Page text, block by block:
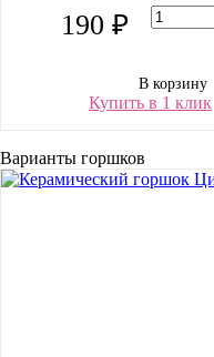
190 ₽
В корзину
Купить в 1 клик
Варианты горшков